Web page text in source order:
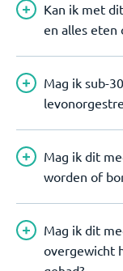
Kan ik met
en alles eten
Mag ik sub-
Mag ik dit
worden of
Mag ik dit
overgewicht